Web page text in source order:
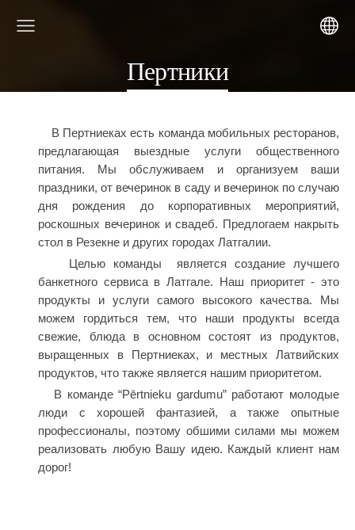
Пертники
В Пертниеках есть команда мобильных ресторанов,
предлагающая выездные услуги общественного
питания. Мы обслуживаем и организуем ваши
праздники, от вечеринок в саду и вечеринок по случаю
дня рождения до корпоративных мероприятий,
роскошных вечеринок и свадеб. Предлогаем накрыть
стол в Резекне и других городах Латгалии.
Целью команды является создание лучшего
банкетного сервиса в Латгале. Наш приоритет - это
продукты и услуги самого высокого качества. Мы
можем гордиться тем, что наши продукты всегда
свежие, блюда в основном состоят из продуктов,
выращенных в Пертниеках, и местных Латвийских
продуктов, что также является нашим приоритетом.
В команде “Pērtnieku gardumu” работают молодые
люди с хорошей фантазией, а также опытные
профессионалы, поэтому обшими силами мы можем
реализовать любую Вашу идею. Каждый клиент нам
дорог!